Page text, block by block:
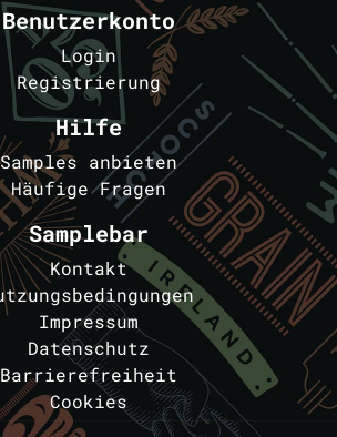
Benutzerkonto
Login
Registrierung
Hilfe
Samples anbieten
Häufige Fragen
Samplebar
Kontakt
Impressum
Datenschutz
Barrierefreiheit
Cookies